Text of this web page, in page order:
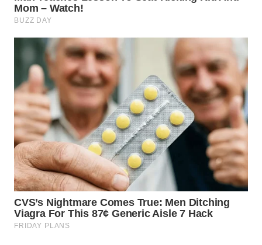
UTARA
WN
SAMOSIR
WN
PADANG
LAWAS
WN
SUMEDANG
WN
CIANJUR
WN